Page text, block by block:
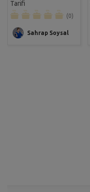
Tarifi
(0)
Sahrap Soysal